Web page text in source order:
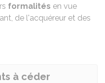
formalités en vue
de l'acquéreur et des
à céder